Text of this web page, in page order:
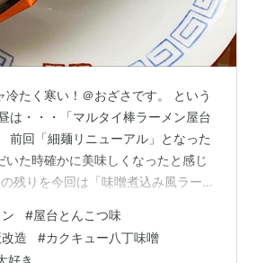
冷たく寒い！＠おざさです。 という
は・・・「マルタイ棒ラーメン屋台
前回「細麺リニューアル」となった
いた時確かに美味しくなったと感じ
残りを今回は「味噌煮込み風ラーメ
噌」ですw。 中身は粉末スープ・調
ニューアル麺」が入っています。
#屋台とんこつ味
造 #カクキュー八丁味噌